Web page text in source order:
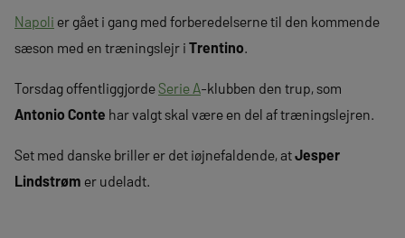
Napoli er gået i gang med forberedelserne til den kommende
sæson med en træningslejr i Trentino.
Torsdag offentliggjordeSerie A-klubben den trup, som
Antonio Conte har valgt skal være en del af træningslejren.
Set med danske briller er det iøjnefaldende, atJesper
Lindstrøm er udeladt.